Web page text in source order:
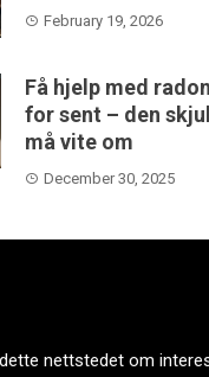
February 19, 2026
Få hjelp med
for sent – den
må vite om
December 30, 2025
nettstedet om